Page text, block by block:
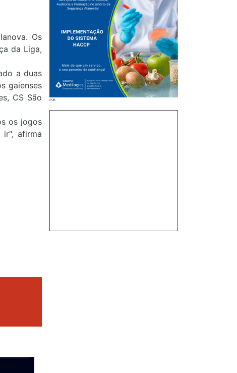
Os
da Liga,
a duas
gaienses
CS São
os jogos
afirma